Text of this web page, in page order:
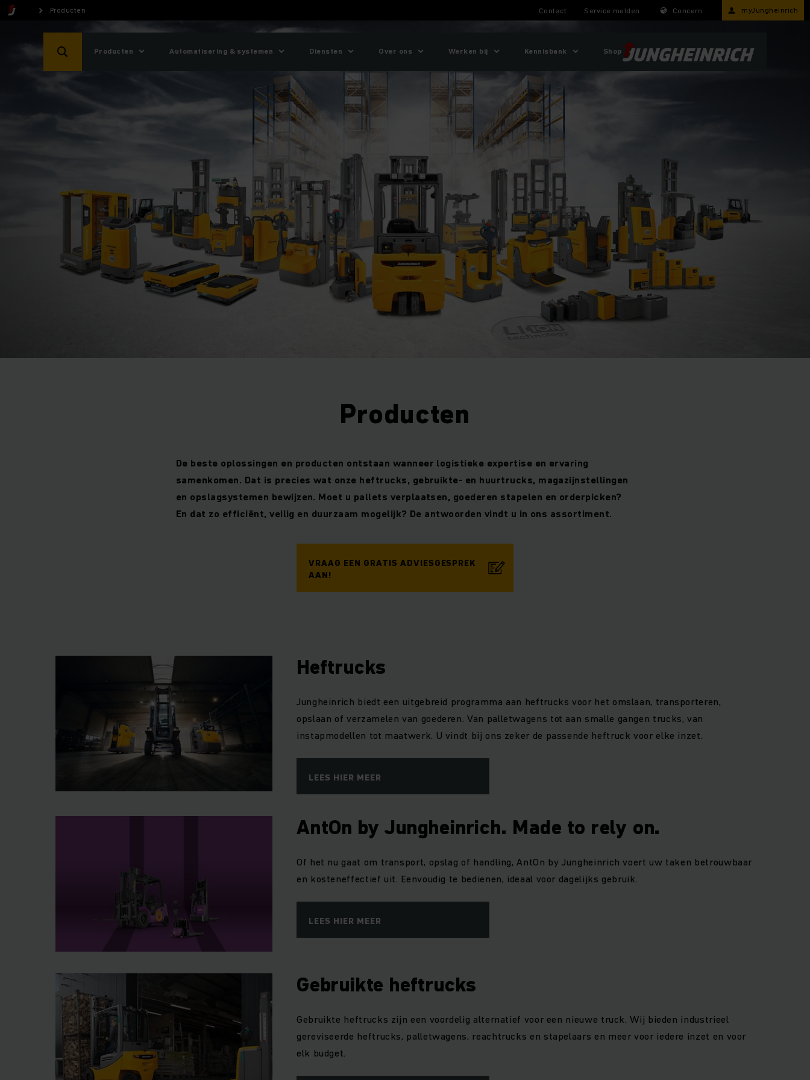
Producten Contact Service melden Concern myJungheinrich
Producten Automatisering & systemen Diensten Over ons Werken bij Kennisbank Shop
Producten
De beste oplossingen en producten ontstaan ​​wanneer logistieke expertise en ervaring
samenkomen. Dat is precies wat onze heftrucks, gebruikte- en huurtrucks, magazijnstellingen
en opslagsystemen bewijzen. Moet u pallets verplaatsen, goederen stapelen en orderpicken?
En dat zo efficiënt, veilig en duurzaam mogelijk? De antwoorden vindt u in ons assortiment.
VRAAG EEN GRATIS ADVIESGESPREK
AAN!
Heftrucks
Jungheinrich biedt een uitgebreid programma aan heftrucks voor het omslaan, transporteren,
opslaan of verzamelen van goederen. Van palletwagens tot aan smalle gangen trucks, van
instapmodellen tot maatwerk. U vindt bij ons zeker de passende heftruck voor elke inzet.
LEES HIER MEER
AntOn by Jungheinrich. Made to rely on.
Of het nu gaat om transport, opslag of handling, AntOn by Jungheinrich voert uw taken betrouwbaar
en kosteneffectief uit. Eenvoudig te bedienen, ideaal voor dagelijks gebruik.
LEES HIER MEER
Gebruikte heftrucks
Gebruikte heftrucks zijn een voordelig alternatief voor een nieuwe truck. Wij bieden industrieel
gereviseerde heftrucks, palletwagens, reachtrucks en stapelaars en meer voor iedere inzet en voor
elk budget.